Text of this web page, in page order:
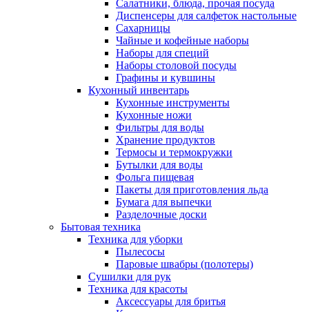
Салатники, блюда, прочая посуда
Диспенсеры для салфеток настольные
Сахарницы
Чайные и кофейные наборы
Наборы для специй
Наборы столовой посуды
Графины и кувшины
Кухонный инвентарь
Кухонные инструменты
Кухонные ножи
Фильтры для воды
Хранение продуктов
Термосы и термокружки
Бутылки для воды
Фольга пищевая
Пакеты для приготовления льда
Бумага для выпечки
Разделочные доски
Бытовая техника
Техника для уборки
Пылесосы
Паровые швабры (полотеры)
Сушилки для рук
Техника для красоты
Аксессуары для бритья